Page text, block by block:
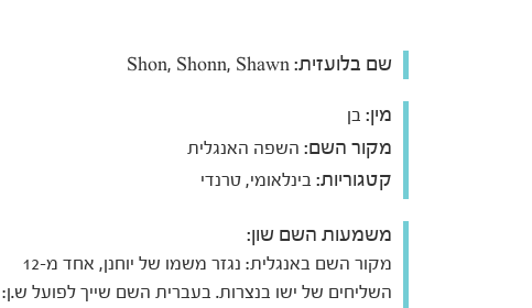
שם בלועזית:
מין: בן
מקור השם: השפה האנגלית
קטגוריות: בינלאומי, טרנדי
משמעות השם שון:
מקור השם באנגלית: נגזר משמו של יוחנן, אחד מ-12
השליחים של ישו בנצרות. בעברית השם שייך לפועל ש.ן: